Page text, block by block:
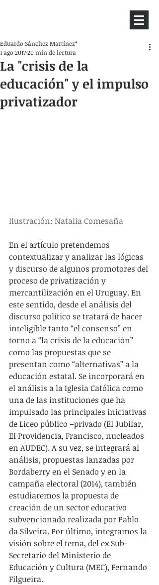
La "crisis de la
educación" y el impulso
privatizador
Eduardo Sánchez Martínez*
1 ago 201720 min de lectura
Ilustración: Natalia Comesaña
En el artículo pretendemos
contextualizar y analizar las lógicas
y discurso de algunos promotores del
proceso de privatización y
mercantilización en el Uruguay. En
este sentido, desde el análisis del
discurso político se tratará de hacer
inteligible tanto “el consenso” en
torno a “la crisis de la educación”
como las propuestas que se
presentan como “alternativas” a la
educación estatal. Se incorporará en
el análisis a la Iglesia Católica como
una de las instituciones que ha
impulsado las principales iniciativas
de Liceo público –privado (El Jubilar,
El Providencia, Francisco, nucleados
en AUDEC). A su vez, se integrará al
análisis, propuestas lanzadas por
Bordaberry en el Senado y en la
campaña electoral (2014), también
estudiaremos la propuesta de
creación de un sector educativo
subvencionado realizada por Pablo
da Silveira. Por último, integramos la
visión sobre el tema, del ex Sub-
Secretario del Ministerio de
Educación y Cultura (MEC), Fernando
Filgueira.